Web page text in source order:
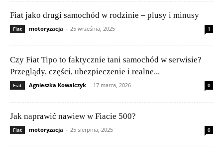
Fiat jako drugi samochód w rodzinie – plusy i minusy
Fiat motoryzacja - 25 września, 2025 1
Czy Fiat Tipo to faktycznie tani samochód w serwisie?
Przeglądy, części, ubezpieczenie i realne...
Fiat Agnieszka Kowalczyk - 17 marca, 2026 0
Jak naprawić nawiew w Fiacie 500?
Fiat motoryzacja - 25 sierpnia, 2025 0